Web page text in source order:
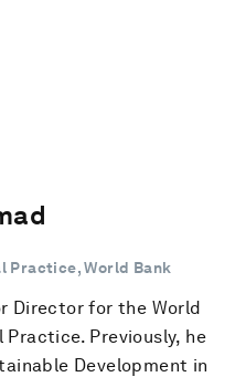
Practice, World Bank
Director for the World
Practice. Previously, he
Development in